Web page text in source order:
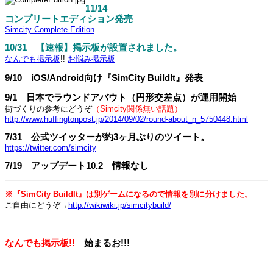
11/14
コンプリートエディション発売
Simcity Complete Edition
10/31 【速報】掲示板が設置されました。
なんでも掲示板!! お悩み掲示板
9/10 iOS/Android向け『SimCity BuildIt』発表
9/1 日本でラウンドアバウト（円形交差点）が運用開始
街づくりの参考にどうぞ（Simcity関係無い話題）
http://www.huffingtonpost.jp/2014/09/02/round-about_n_5750448.html
7/31 公式ツイッターが約3ヶ月ぶりのツイート。
https://twitter.com/simcity
7/19 アップデート10.2 情報なし
※『SimCity BuildIt』は別ゲームになるので情報を別に分けました。
ご自由にどうぞ→http://wikiwiki.jp/simcitybuild/
なんでも掲示板!! 始まるお!!!